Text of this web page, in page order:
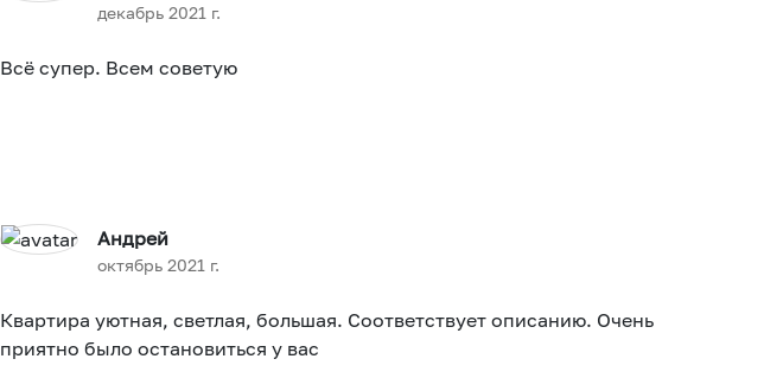
декабрь 2021 г.
Всё супер. Всем советую
Андрей
октябрь 2021 г.
Квартира уютная, светлая, большая. Соответствует описанию. Очень
приятно было остановиться у вас